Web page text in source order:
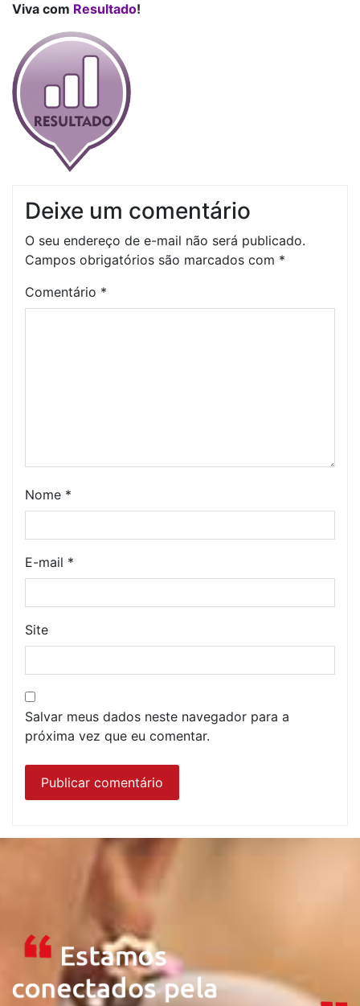
Viva com Resultado!
Deixe um comentário
O seu endereço de e-mail não será publicado.
Campos obrigatórios são marcados com *
Comentário *
Nome *
E-mail *
Site
Salvar meus dados neste navegador para a
próxima vez que eu comentar.